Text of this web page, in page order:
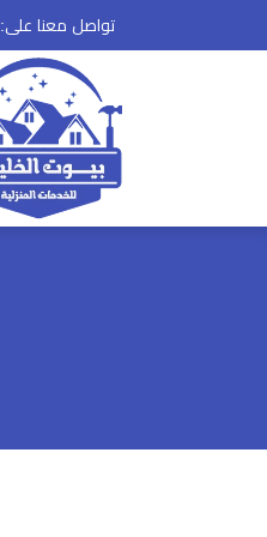
تواصل معنا على: